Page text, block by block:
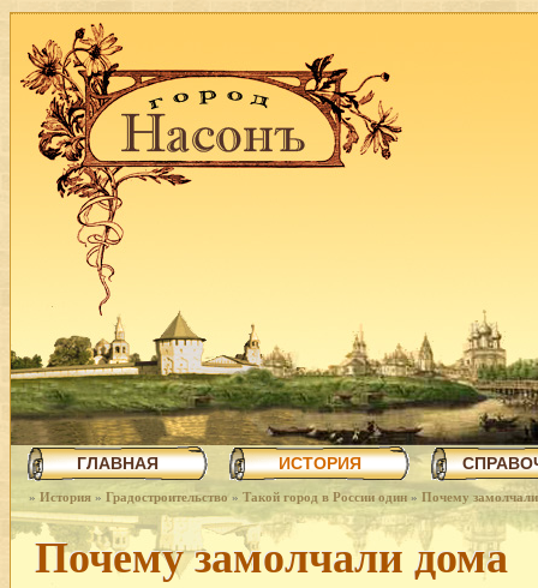
ГЛАВНАЯ ИСТОРИЯ
» История » Градостроительство » Такой город в России один » Почему
Почему замолчали дома